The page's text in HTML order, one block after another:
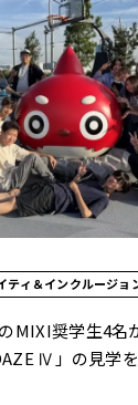
ティ＆インクルージョ
MIXI奨学生4名
Ⅳ」の見学